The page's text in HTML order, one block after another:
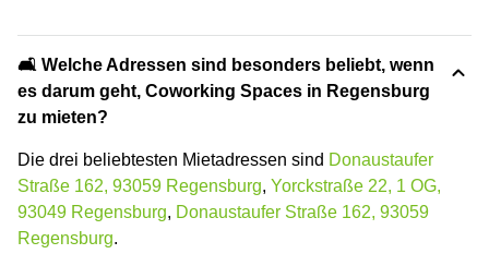
🛋️ Welche Adressen sind besonders beliebt, wenn
es darum geht, Coworking Spaces in Regensburg
zu mieten?
Die drei beliebtesten Mietadressen sind Donaustaufer
Straße 162, 93059 Regensburg, Yorckstraße 22, 1 OG,
93049 Regensburg, Donaustaufer Straße 162, 93059
Regensburg.